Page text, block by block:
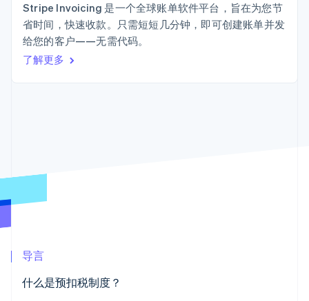
更多
Product roadmap
了解未来规划
AI 企业
创作者经济
游戏
酒店、旅游与休闲
非营利组织
代码示例
开发者博客
API 状态
联系
Stripe Invoicing 是一个全球账单软件平台，旨在为您节
省时间，快速收款。只需短短几分钟，即可创建账单并发
给您的客户——无需代码。
了解更多
导言
什么是预扣税制度？